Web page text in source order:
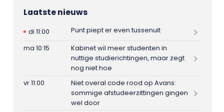
Laatste nieuws
di 11:00
Punt piept er even tussenuit
ma 10:15
Kabinet wil meer studenten in
nuttige studierichtingen, maar zegt
nog niet hoe
vr 11:00
Niet overal code rood op Avans:
sommige afstudeerzittingen gingen
wel door